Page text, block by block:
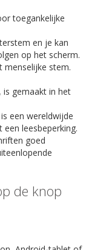
toegankelijke
en je kan
op het scherm.
menselijke stem.
is gemaakt in het
een wereldwijde
leesbeperking.
goed
de knop